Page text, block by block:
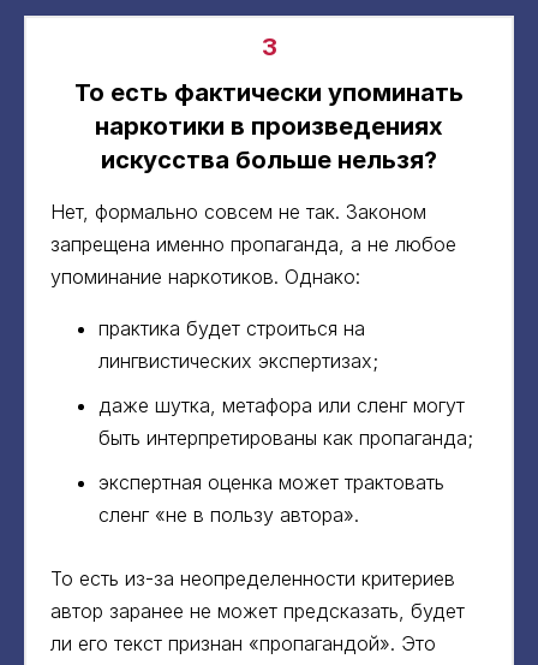
3
То есть фактически упоминать
наркотики в произведениях
искусства больше нельзя?
Нет, формально совсем не так. Законом
запрещена именно пропаганда, а не любое
упоминание наркотиков. Однако:
практика будет строиться на
лингвистических экспертизах;
даже шутка, метафора или сленг могут
быть интерпретированы как пропаганда;
экспертная оценка может трактовать
сленг «не в пользу автора».
То есть из-за неопределенности критериев
автор заранее не может предсказать, будет
ли его текст признан «пропагандой». Это